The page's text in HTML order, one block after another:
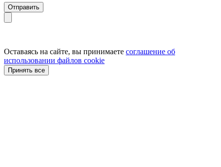
Отправить
Оставаясь на сайте, вы принимаете соглашение об
использовании файлов cookie
Принять все